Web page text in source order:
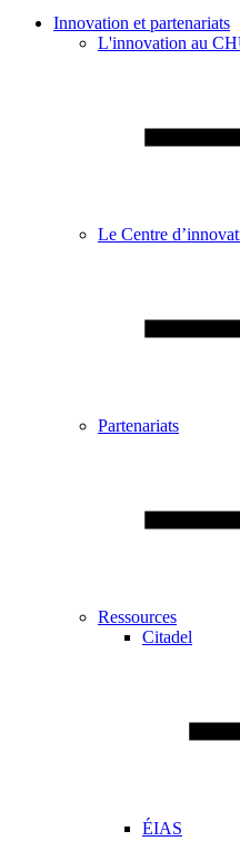
Innovation et partenariats
L'innovation au
Le Centre
Partenariats
Ressources
Citadel
ÉIAS